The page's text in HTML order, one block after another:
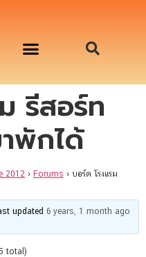
รีสอร์ท
พักได้
2012 › Forums › บอร์ด โรงแรม
updated6 years, 1 month ago
total)